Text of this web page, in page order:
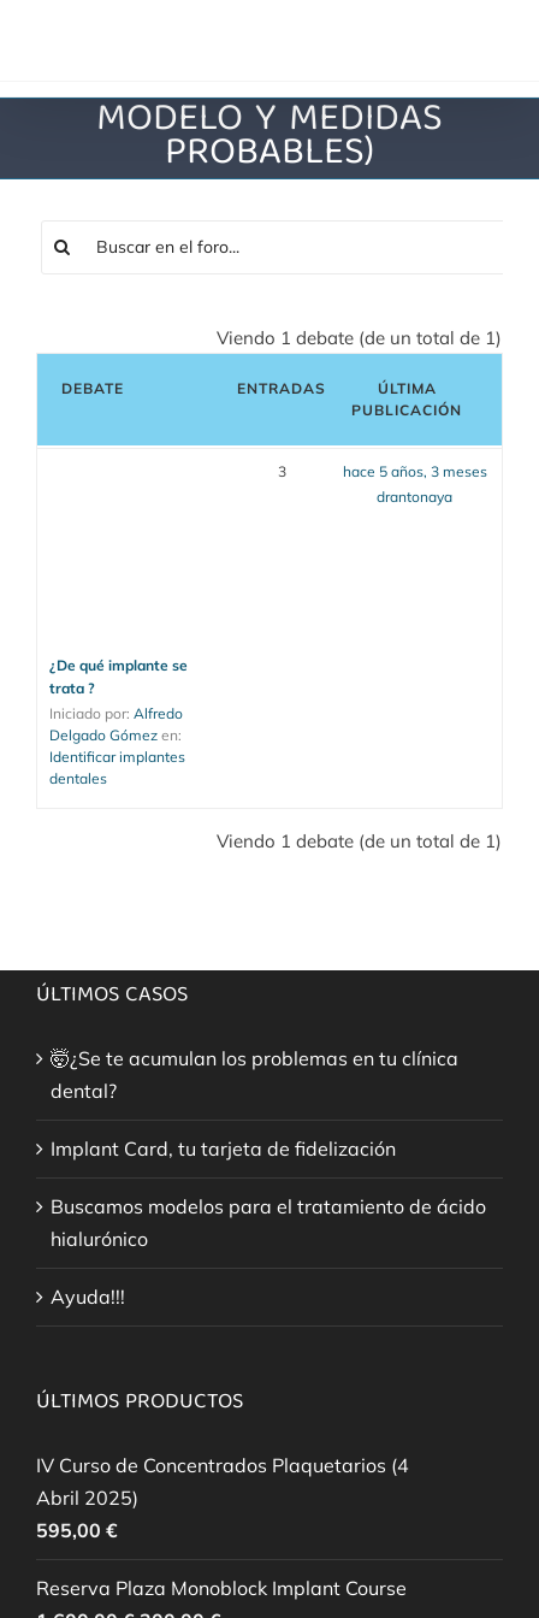
MODELO Y MEDIDAS
PROBABLES)
Viendo 1 debate (de un total de 1)
DEBATE ENTRADAS
ÚLTIMA
PUBLICACIÓN
¿De qué implante se
trata ?
Iniciado por: Alfredo
Delgado Gómez en:
Identificar implantes
dentales
3
hace 5 años, 3 meses
drantonaya
Viendo 1 debate (de un total de 1)
ÚLTIMOS CASOS
🤯¿Se te acumulan los problemas en tu clínica
dental?
Implant Card, tu tarjeta de fidelización
Buscamos modelos para el tratamiento de ácido
hialurónico
Ayuda!!!
ÚLTIMOS PRODUCTOS
IV Curso de Concentrados Plaquetarios (4
Abril 2025)
595,00 €
Reserva Plaza Monoblock Implant Course